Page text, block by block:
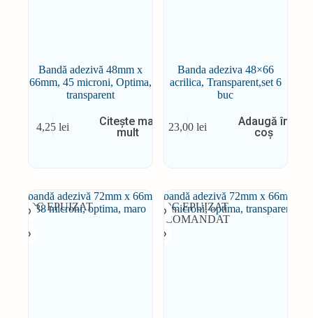
Bandă adezivă 48mm x
66mm, 45 microni, Optima,
transparent
4,25 lei
Citește mai
mult
Banda adeziva 48×66
acrilica, Transparent,set 6
buc
23,00lei
Adaugă în
coș
STOC EPUIZAT
STOC EPUIZAT
RECOMANDAT